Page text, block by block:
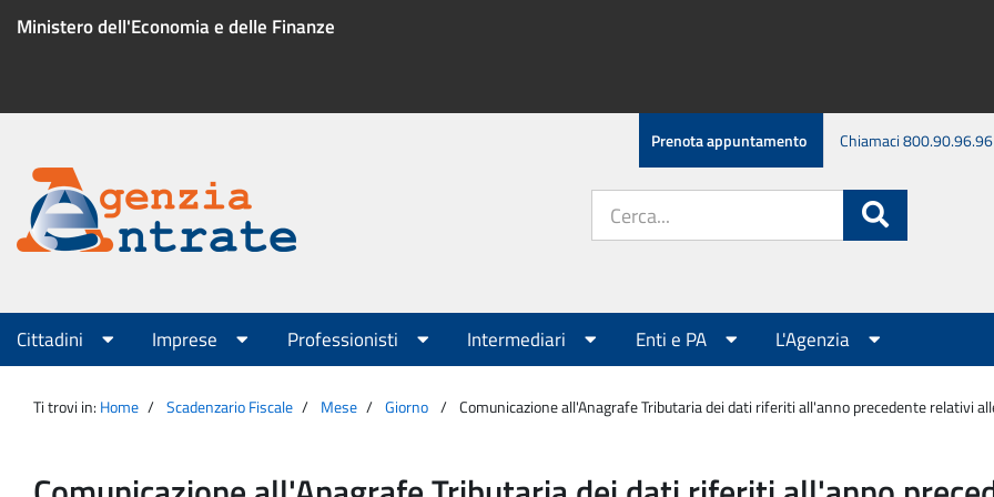
Ministero dell'Economia e delle Finanze
Menu
servizio
Prenota appuntamento Chiamaci 800.90.96.96
Agenzia
Entrate
sito:
Menu
principale
Cittadini Imprese Professionisti Intermediari Enti e PA L'Agenzia
Ti trovi in: Home Scadenzario Fiscale Mese Giorno Comunicazione all'Anagrafe Tributaria dei dati riferiti all'anno precedente relativi